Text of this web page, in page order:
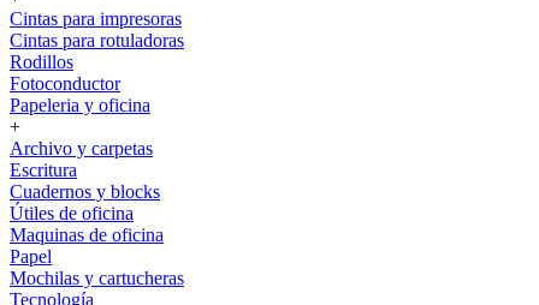
Cintas para impresoras
Cintas para rotuladoras
Rodillos
Fotoconductor
Papeleria y oficina
+
Archivo y carpetas
Escritura
Cuadernos y blocks
Útiles de oficina
Maquinas de oficina
Papel
Mochilas y cartucheras
Tecnología